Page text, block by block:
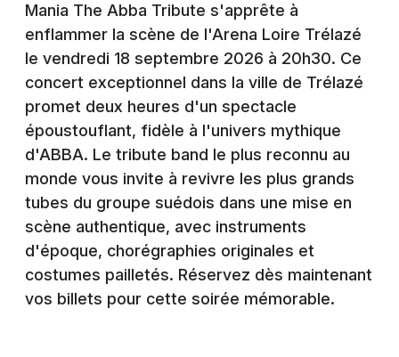
Soirées
Sorties famille
Expos
Sorties & loisirs
Pop / folk dans le Maine-et-Loire
Pop / folk dans les Pays de la Loire
Strasbourg
Toulouse
Toutes les villes
Mania The Abba Tribute s'apprête à
enflammer la scène de l'Arena Loire Trélazé
le vendredi 18 septembre 2026 à 20h30. Ce
concert exceptionnel dans la ville de Trélazé
promet deux heures d'un spectacle
époustouflant, fidèle à l'univers mythique
d'ABBA. Le tribute band le plus reconnu au
monde vous invite à revivre les plus grands
tubes du groupe suédois dans une mise en
scène authentique, avec instruments
d'époque, chorégraphies originales et
costumes pailletés. Réservez dès maintenant
vos billets pour cette soirée mémorable.